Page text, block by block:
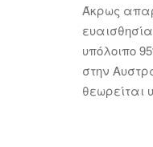
Άκρως
υπόλοιπο
στην
θεωρείται